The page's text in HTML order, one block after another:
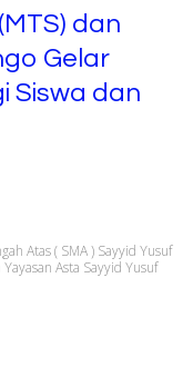
dan
Gelar
Siswa dan
Atas ( SMA ) Sayyid Yusuf
Asta Sayyid Yusuf